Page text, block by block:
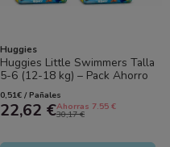
Huggies
Huggies Little Swimmers Talla
5-6 (12-18 kg) – Pack Ahorro
4x11 Pañales de Agua |
Total...
0,51€ / Pañales
22,62 €Ahorras 7.55 €
30,17 €